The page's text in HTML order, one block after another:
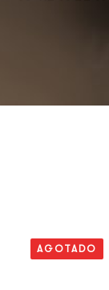
AGOTADO